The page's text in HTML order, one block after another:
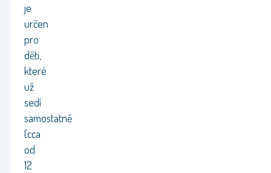
je
určen
pro
děti,
které
už
sedí
samostatně
(cca
od
12